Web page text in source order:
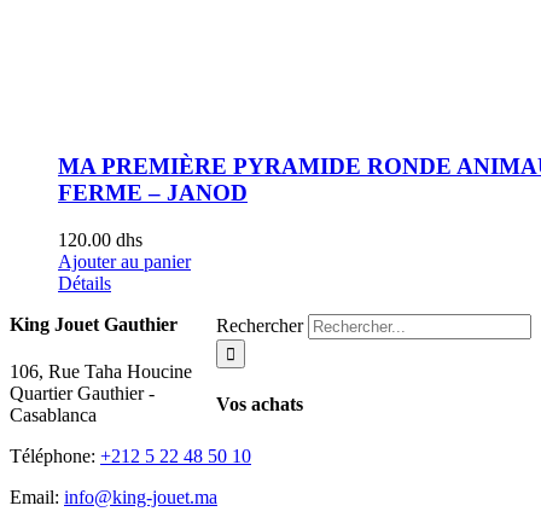
MA PREMIÈRE PYRAMIDE RONDE
FERME – JANOD
120.00 dhs
Ajouter au panier
Détails
Rechercher
Vos achats
King Jouet Gauthier
106, Rue Taha Houcine
Quartier Gauthier -
Casablanca
Téléphone: +212 5 22 48 50 10
Email: info@king-jouet.ma